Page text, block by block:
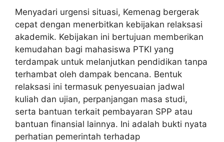
Menyadari urgensi situasi, Kemenag bergerak
cepat dengan menerbitkan kebijakan relaksasi
akademik. Kebijakan ini bertujuan memberikan
kemudahan bagi mahasiswa PTKI yang
terdampak untuk melanjutkan pendidikan tanpa
terhambat oleh dampak bencana. Bentuk
relaksasi ini termasuk penyesuaian jadwal
kuliah dan ujian, perpanjangan masa studi,
serta bantuan terkait pembayaran SPP atau
bantuan finansial lainnya. Ini adalah bukti nyata
perhatian pemerintah terhadap